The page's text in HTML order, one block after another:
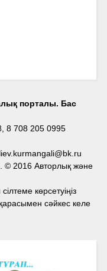
порталы. Бас
8 708 205 0995
© 2016 Авторлық және
көрсетуіңіз
сәйкес келе